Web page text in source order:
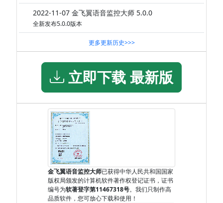
2022-11-07 金飞翼语音监控大师 5.0.0
全新发布5.0.0版本
更多更新历史>>>
立即下载 最新版
金飞翼语音监控大师已获得中华人民共和国国家
版权局颁发的计算机软件著作权登记证书，证书
编号为软著登字第11467318号。我们只制作高
品质软件，您可放心下载和使用！